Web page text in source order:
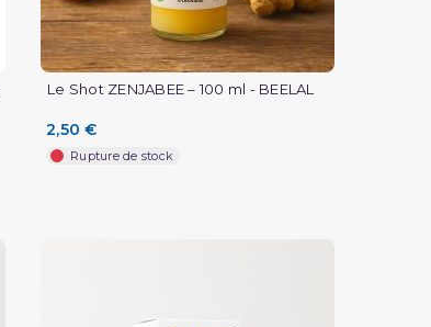
Le Shot ZENJABEE – 100 ml - BEELAL
2,50 €
Rupture de stock